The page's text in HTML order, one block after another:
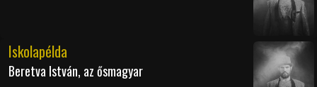
Iskolapélda
Beretva István, az ősmagyar